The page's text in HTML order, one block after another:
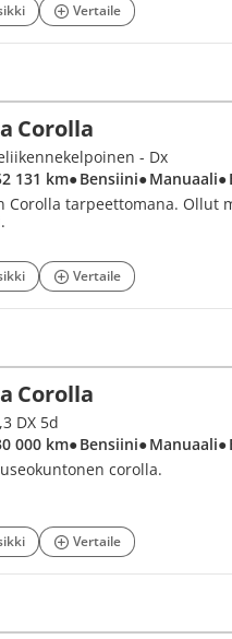
Vertaile
Corolla
- Dx
131 km● Bensiini● Manuaali●
Corolla tarpeettomana. Ollut
Vertaile
Corolla
DX 5d
000 km● Bensiini● Manuaali●
corolla.
Vertaile